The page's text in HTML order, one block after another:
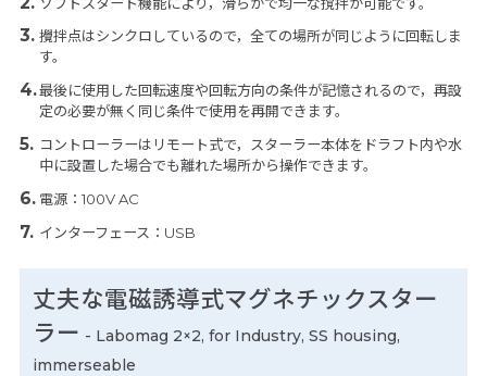
攪拌点はシンクロしているので，全ての場所が同じように回転しま
す。
最後に使用した回転速度や回転方向の条件が記憶されるので，再設
定の必要が無く同じ条件で使用を再開できます。
コントローラーはリモート式で，スターラー本体をドラフト内や水
中に設置した場合でも離れた場所から操作できます。
電源：100V AC
インターフェース：USB
丈夫な電磁誘導式マグネチックスター
ラー - Labomag 2×2, for Industry, SS housing,
immerseable